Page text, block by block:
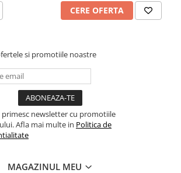
CERE OFERTA
si promotiile noastre
primesc newsletter cu promotiile
Afla mai multe in Politica de
MAGAZINUL MEU